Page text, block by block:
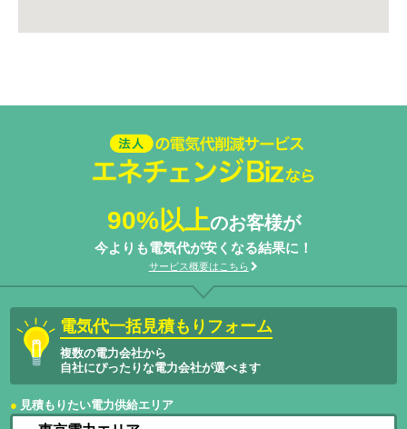
法人の電気代削減サービスエネ
チェンジ Biz
90%以上のお客様が
今よりも電気代が安くなる結果に！
サービス概要はこちら
電気代一括見積もりフォーム
複数の電力会社から
自社にぴったりな電力会社が選べます
見積もりたい電力供給エリア